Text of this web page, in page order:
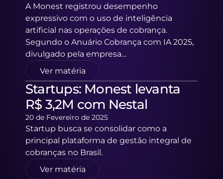
A Monest registrou desempenho
expressivo com o uso de inteligência
artificial nas operações de cobrança.
Segundo o Anuário Cobrança com IA 2025,
divulgado pela empresa…
Ver matéria
Startups: Monest levanta
R$ 3,2M com Nestal
20 de Fevereiro de 2025
Startup busca se consolidar como a
principal plataforma de gestão integral de
cobranças no Brasil.
Ver matéria